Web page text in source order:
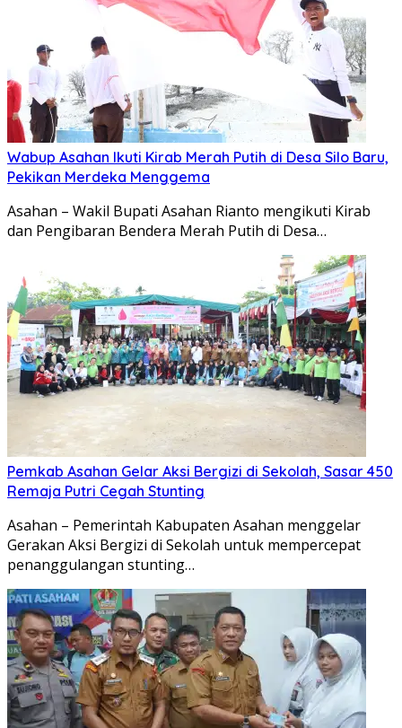
Wabup Asahan Ikuti Kirab Merah Putih di Desa Silo Baru,
Pekikan Merdeka Menggema
Asahan – Wakil Bupati Asahan Rianto mengikuti Kirab
dan Pengibaran Bendera Merah Putih di Desa…
Pemkab Asahan Gelar Aksi Bergizi di Sekolah, Sasar 450
Remaja Putri Cegah Stunting
Asahan – Pemerintah Kabupaten Asahan menggelar
Gerakan Aksi Bergizi di Sekolah untuk mempercepat
penanggulangan stunting…